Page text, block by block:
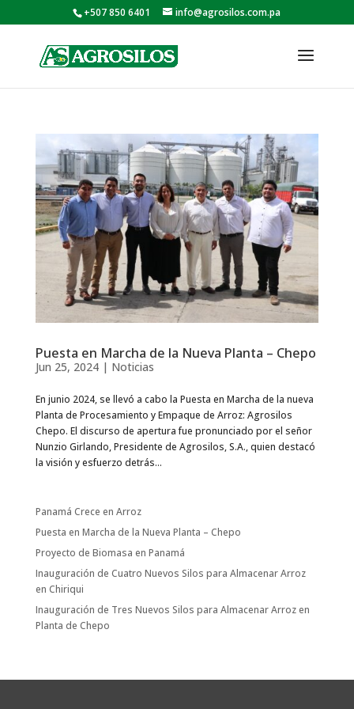
+507 850 6401 info@agrosilos.com.pa
Puesta en Marcha de la Nueva Planta – Chepo
Jun 25, 2024| Noticias
En junio 2024, se llevó a cabo la Puesta en Marcha de la nueva
Planta de Procesamiento y Empaque de Arroz: Agrosilos
Chepo. El discurso de apertura fue pronunciado por el señor
Nunzio Girlando, Presidente de Agrosilos, S.A., quien destacó
la visión y esfuerzo detrás...
Panamá Crece en Arroz
Puesta en Marcha de la Nueva Planta – Chepo
Proyecto de Biomasa en Panamá
Inauguración de Cuatro Nuevos Silos para Almacenar Arroz
en Chiriqui
Inauguración de Tres Nuevos Silos para Almacenar Arroz en
Planta de Chepo